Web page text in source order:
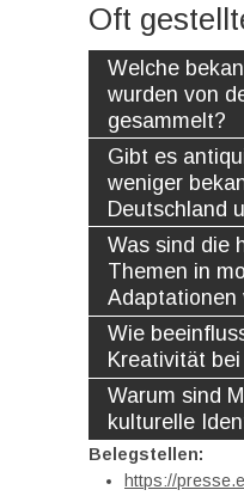
Oft
Welche
wurden von
gesammelt?
Gibt es
weniger
Deutschland
Was sind die
Themen in
Adaptationen
Wie
Kreativität
Warum sind
kulturelle
Belegstellen:
https://